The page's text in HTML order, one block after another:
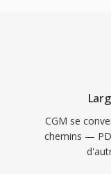
CGM se
chemins —